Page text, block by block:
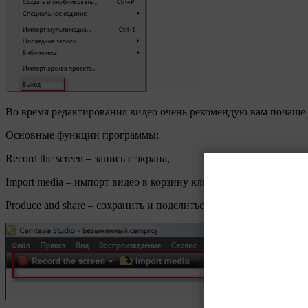
Во время редактирования видео очень рекомендую вам
Основные функции программы:
Record the screen – запись с экрана,
Import media – импорт видео в корзину клипов,
Produce and share – сохранить и поделиться. Используется для